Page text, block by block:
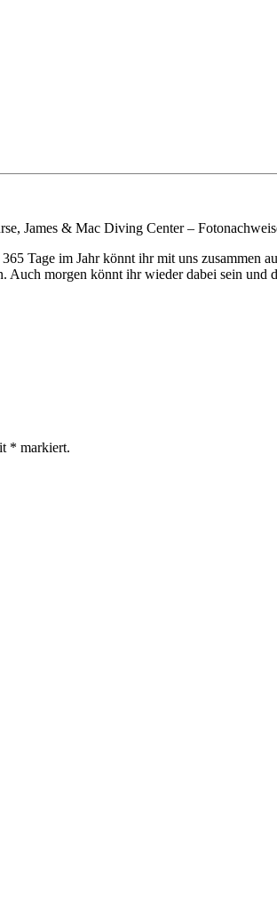
James & Mac Diving Center –
Tage im Jahr könnt ihr mit uns zusammen
morgen könnt ihr wieder dabei sein und
* markiert.